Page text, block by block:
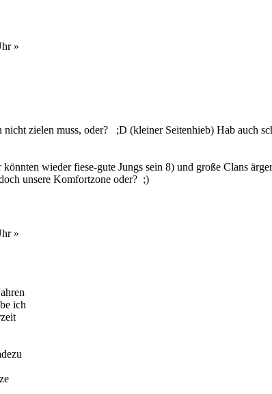
»
zielen muss, oder? ;D (kleiner Seitenhieb) Hab auch
wieder fiese-gute Jungs sein 8) und große Clans
unsere Komfortzone oder? ;)
»
ich